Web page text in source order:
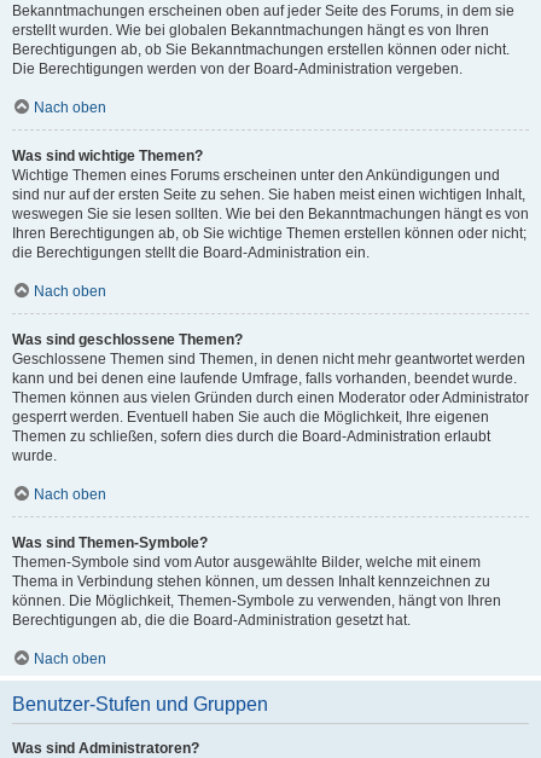
Bekanntmachungen erscheinen oben auf jeder Seite des Forums, in dem sie
erstellt wurden. Wie bei globalen Bekanntmachungen hängt es von Ihren
Berechtigungen ab, ob Sie Bekanntmachungen erstellen können oder nicht.
Die Berechtigungen werden von der Board-Administration vergeben.
Nach oben
Was sind wichtige Themen?
Wichtige Themen eines Forums erscheinen unter den Ankündigungen und
sind nur auf der ersten Seite zu sehen. Sie haben meist einen wichtigen Inhalt,
weswegen Sie sie lesen sollten. Wie bei den Bekanntmachungen hängt es von
Ihren Berechtigungen ab, ob Sie wichtige Themen erstellen können oder nicht;
die Berechtigungen stellt die Board-Administration ein.
Nach oben
Was sind geschlossene Themen?
Geschlossene Themen sind Themen, in denen nicht mehr geantwortet werden
kann und bei denen eine laufende Umfrage, falls vorhanden, beendet wurde.
Themen können aus vielen Gründen durch einen Moderator oder Administrator
gesperrt werden. Eventuell haben Sie auch die Möglichkeit, Ihre eigenen
Themen zu schließen, sofern dies durch die Board-Administration erlaubt
wurde.
Nach oben
Was sind Themen-Symbole?
Themen-Symbole sind vom Autor ausgewählte Bilder, welche mit einem
Thema in Verbindung stehen können, um dessen Inhalt kennzeichnen zu
können. Die Möglichkeit, Themen-Symbole zu verwenden, hängt von Ihren
Berechtigungen ab, die die Board-Administration gesetzt hat.
Nach oben
Benutzer-Stufen und Gruppen
Was sind Administratoren?